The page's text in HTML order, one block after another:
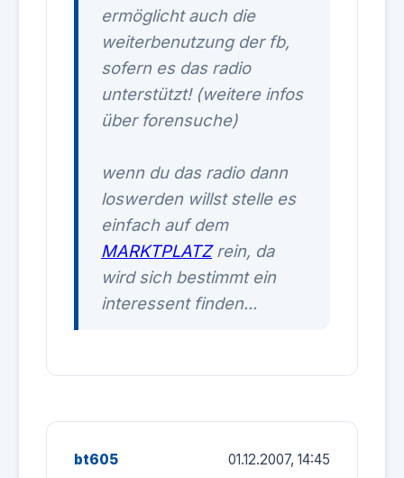
ermöglicht auch die
weiterbenutzung der fb,
sofern es das radio
unterstützt! (weitere infos
über forensuche)
wenn du das radio dann
loswerden willst stelle es
einfach auf dem
MARKTPLATZrein, da
wird sich bestimmt ein
interessent finden...
bt605 01.12.2007, 14:45